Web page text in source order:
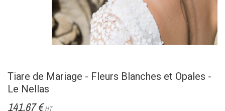
Tiare de Mariage - Fleurs Blanches et Opales -
Le Nellas
141,67 € HT